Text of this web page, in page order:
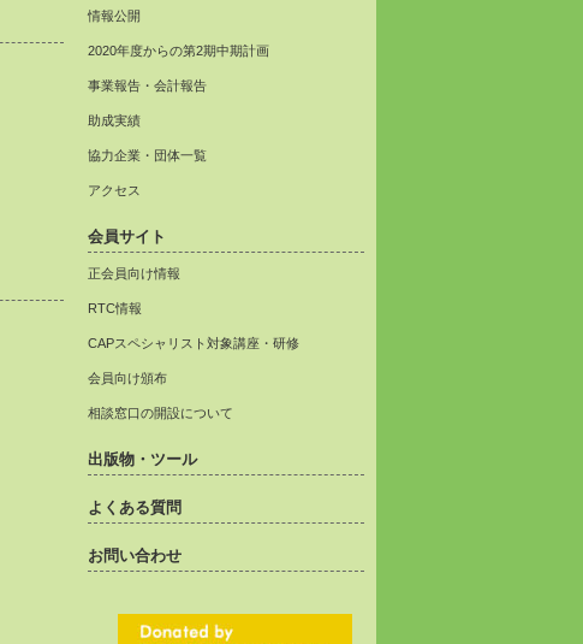
情報公開
2020年度からの第2期中期計画
事業報告・会計報告
助成実績
協力企業・団体一覧
アクセス
会員サイト
正会員向け情報
RTC情報
CAPスペシャリスト対象講座・研修
会員向け頒布
相談窓口の開設について
出版物・ツール
よくある質問
お問い合わせ